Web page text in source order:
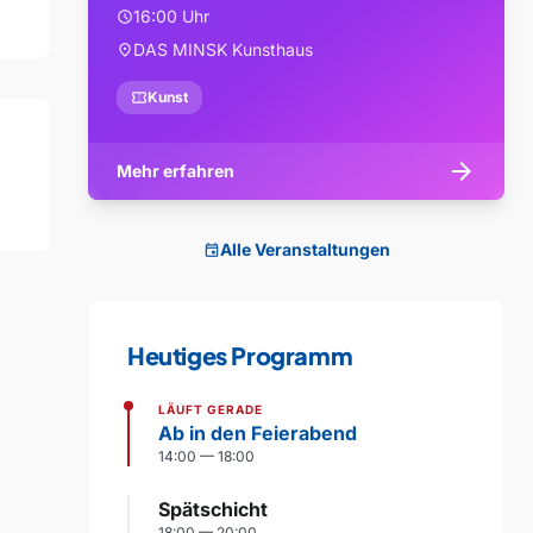
schedule16:00 Uhr
location_onDAS MINSK Kunsthaus
confirmation_numberKunst
Mehr erfahren arrow_forward
eventAlle Veranstaltungen
Heutiges Programm
LÄUFT GERADE
Ab in den Feierabend
14:00 — 18:00
Spätschicht